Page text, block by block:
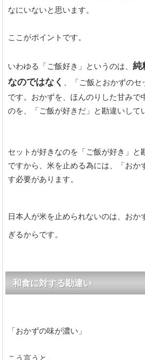
なにいないと思います。
ここがポイントです。
いわゆる「ご飯好き」というのは、 純
なのではなく
、「ご飯とおかずの
です。おかずを、ほんのりした甘みで
のを、「ご飯が好きだ」と勘違いして
セットが好きなのを「ご飯が好き」と
ですから、米を止める為には、「おか
す必要があります。
日本人が米を止められないのは、おか
ぎるからです。
和食に対する勘違い
「おかずの味が濃い」
こう言うと...